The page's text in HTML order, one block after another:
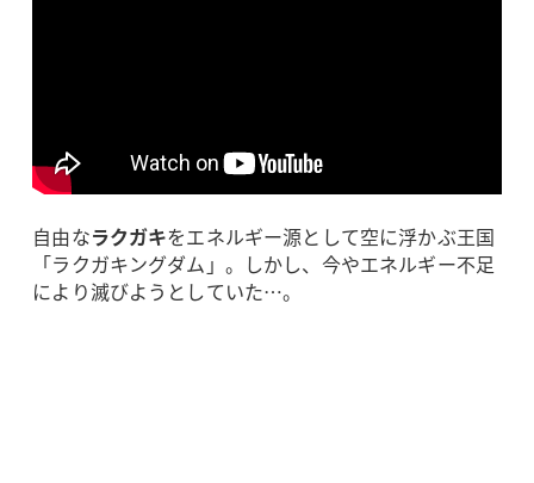
自由なラクガキをエネルギー源として空に浮かぶ王国
「ラクガキングダム」。しかし、今やエネルギー不足
により滅びようとしていた…。